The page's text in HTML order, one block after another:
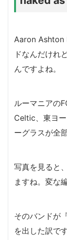
Aaron Ashton
ドなんだけれ
んですよね。
ルーマニアの
Celtic、東ヨ
ーグラスが全
写真を見ると
ますね。 変な
そのバンドが
を出した訳で